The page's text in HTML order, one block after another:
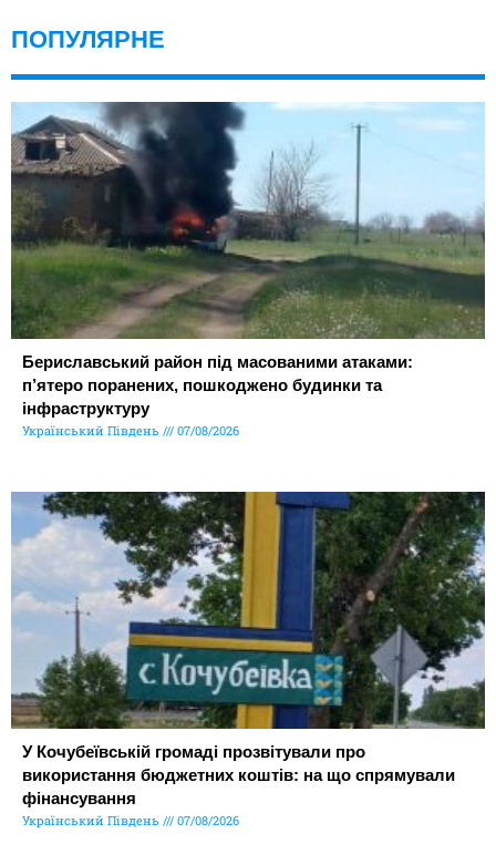
ПОПУЛЯРНЕ
Бериславський район під масованими атаками:
п’ятеро поранених, пошкоджено будинки та
інфраструктуру
Український Південь 07/08/2026
У Кочубеївській громаді прозвітували про
використання бюджетних коштів: на що спрямували
фінансування
Український Південь 07/08/2026